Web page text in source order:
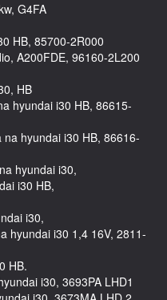
G4FA
HB, 85700-2R000
A200FDE, 96160-2L200
HB
hyundai i30 HB, 86615-
hyundai i30 HB, 86616-
hyundai i30,
i30 HB,
i30,
hyundai i30 1,4 16V, 2811-
HB.
i30, 3693PA LHD1